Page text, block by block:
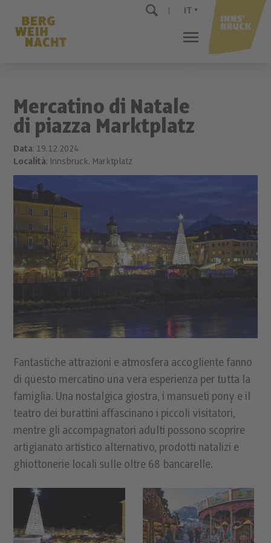
IT
Mercatino di Natale
di piazza Marktplatz
Data: 19.12.2024
Località: Innsbruck, Marktplatz
Fantastiche attrazioni e atmosfera accogliente fanno
di questo mercatino una vera esperienza per tutta la
famiglia. Una nostalgica giostra, i mansueti pony e il
teatro dei burattini affascinano i piccoli visitatori,
mentre gli accompagnatori adulti possono scoprire
artigianato artistico alternativo, prodotti natalizi e
ghiottonerie locali sulle oltre 68 bancarelle.